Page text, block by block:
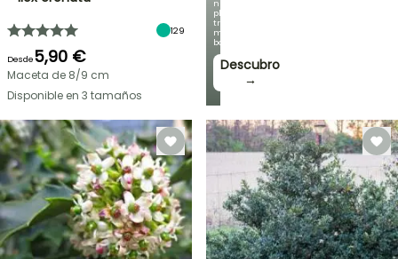
nuestras
plantas
trepadoras
más
bonitas!
Descubro
→
129
Desde5,90 €
Maceta de 8/9 cm
Disponible en 3 tamaños